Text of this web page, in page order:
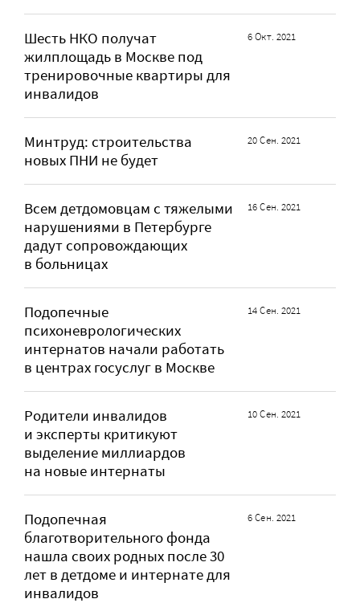
Шесть НКО получат
жилплощадь в Москве под
тренировочные квартиры для
инвалидов
6 Окт. 2021
Минтруд: строительства
новых ПНИ не будет
20 Сен. 2021
Всем детдомовцам с тяжелыми
нарушениями в Петербурге
дадут сопровождающих
в больницах
16 Сен. 2021
Подопечные
психоневрологических
интернатов начали работать
в центрах госуслуг в Москве
14 Сен. 2021
Родители инвалидов
и эксперты критикуют
выделение миллиардов
на новые интернаты
10 Сен. 2021
Подопечная
благотворительного фонда
нашла своих родных после 30
лет в детдоме и интернате для
инвалидов
6 Сен. 2021